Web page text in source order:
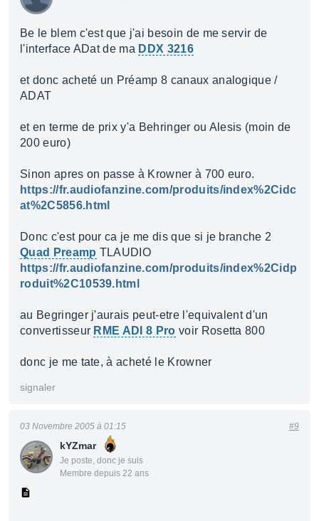
Be le blem c'est que j'ai besoin de me servir de
l'interface ADat de ma DDX 3216
et donc acheté un Préamp 8 canaux analogique /
ADAT
et en terme de prix y'a Behringer ou Alesis (moin de
200 euro)
Sinon apres on passe à Krowner à 700 euro.
https://fr.audiofanzine.com/produits/index%2Cidc
at%2C5856.html
Donc c'est pour ca je me dis que si je branche 2
Quad Preamp TLAUDIO
https://fr.audiofanzine.com/produits/index%2Cidp
roduit%2C10539.html
au Begringer j'aurais peut-etre l'equivalent d'un
convertisseur RME ADI 8 Pro voir Rosetta 800
donc je me tate, à acheté le Krowner
signaler
kYZmar
Je poste, donc je suis
Membre depuis 22 ans
03 Novembre 2005 à 01:15 #9